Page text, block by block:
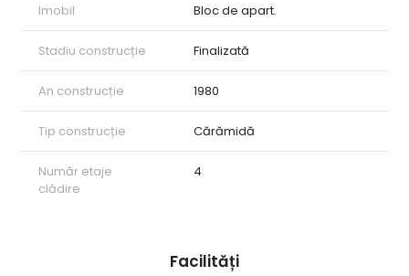
Imobil Bloc de apart.
Stadiu construcție Finalizată
An construcție 1980
Tip construcție Cărămidă
Număr etaje
clădire
4
Facilități